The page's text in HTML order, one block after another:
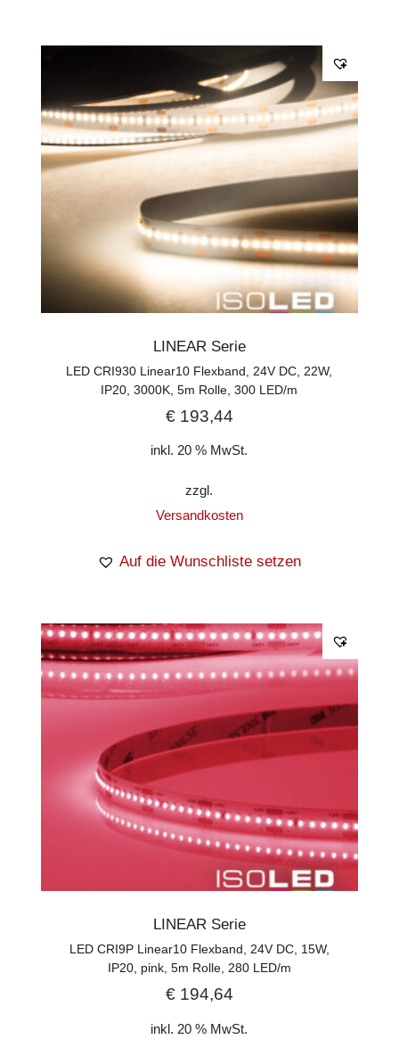
LINEAR Serie
LED CRI930 Linear10 Flexband, 24V DC, 22W,
IP20, 3000K, 5m Rolle, 300 LED/m
€193,44
inkl. 20 % MwSt.
zzgl.
Versandkosten
Auf die Wunschliste setzen
LINEAR Serie
LED CRI9P Linear10 Flexband, 24V DC, 15W,
IP20, pink, 5m Rolle, 280 LED/m
€194,64
inkl. 20 % MwSt.